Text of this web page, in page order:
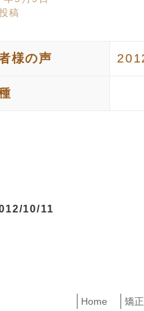
稿
様の声
10/11
Home 矯